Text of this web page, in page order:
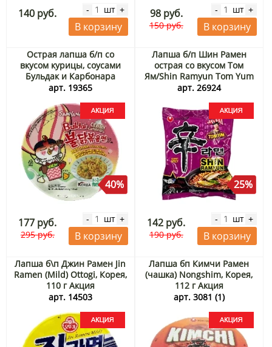
140 руб. - шт +
В корзину
98 руб.
150 руб.
- шт +
В корзину
Острая лапша б/п со
вкусом курицы, соусами
Бульдак и Карбонара
Samyang, Корея, 120 г
арт. 19365
40%
177 руб.
295 руб.
- шт +
В корзину
Лапша б/п Шин Рамен
острая со вкусом Том
Ям/Shin Ramyun Tom Yum
Nongshim, Корея, 123 г
арт. 26924
25%
142 руб.
190 руб.
- шт +
В корзину
Лапша б\п Джин Рамен Jin
Ramen (Mild) Ottogi, Корея,
110 г Акция
арт. 14503
Лапша бп Кимчи Рамен
(чашка) Nongshim, Корея,
112 г Акция
арт. 3081 (1)